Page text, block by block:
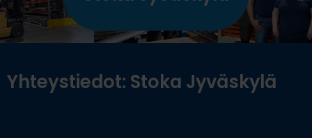
Yhteystiedot: Stoka Jyväskylä